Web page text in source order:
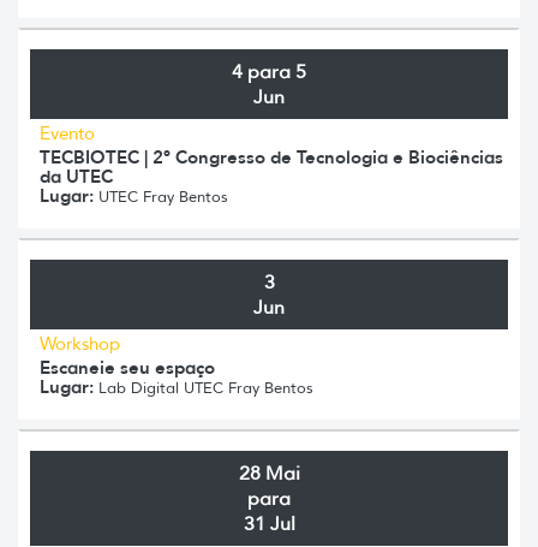
4 para 5
Jun
Evento
TECBIOTEC | 2º Congresso de Tecnologia e Biociências
da UTEC
Lugar: UTEC Fray Bentos
3
Jun
Workshop
Escaneie seu espaço
Lugar: Lab Digital UTEC Fray Bentos
28 Mai
para
31 Jul